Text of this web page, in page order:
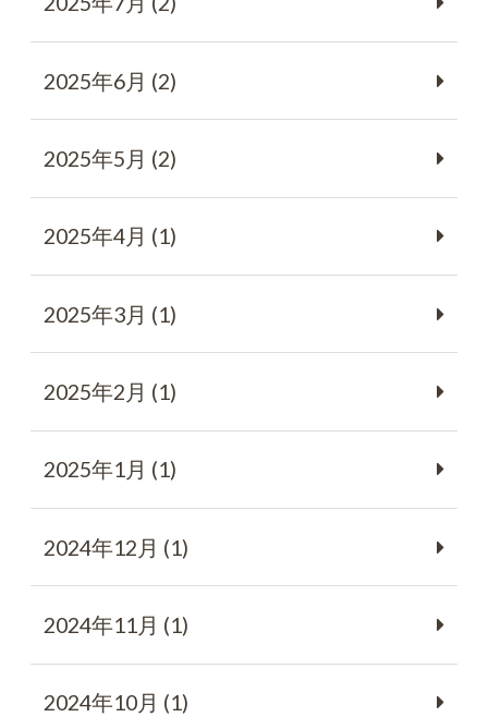
2025年6月 (2)
2025年5月 (2)
2025年4月 (1)
2025年3月 (1)
2025年2月 (1)
2025年1月 (1)
2024年12月 (1)
2024年11月 (1)
2024年10月 (1)